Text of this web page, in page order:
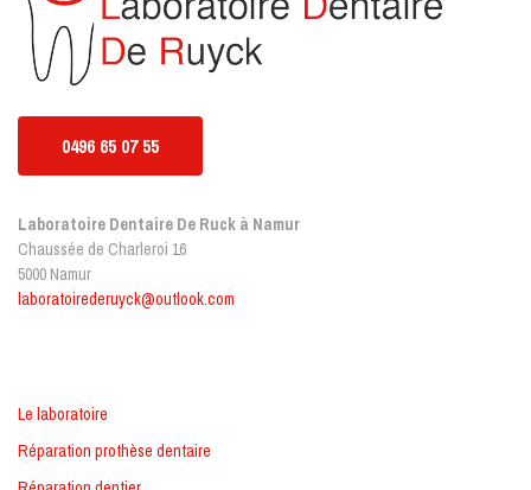
0496 65 07 55
Laboratoire Dentaire De Ruck à Namur
Chaussée de Charleroi 16
5000 Namur
laboratoirederuyck@outlook.com
Le laboratoire
Réparation prothèse dentaire